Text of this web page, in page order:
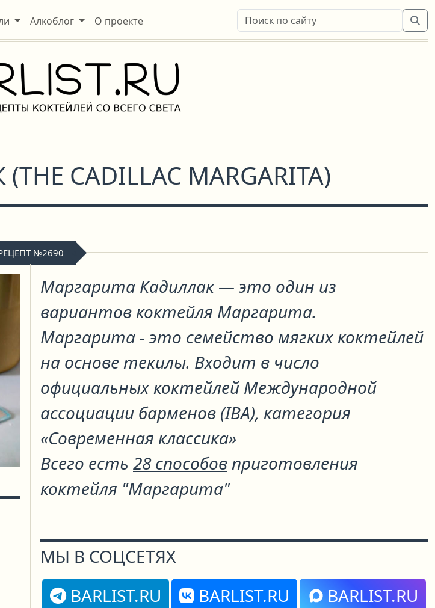
Алкоблог О проекте
(THE CADILLAC MARGARITA)
№2690
Маргарита Кадиллак— это один из
вариантов коктейля Маргарита.
Маргарита - это семейство мягких коктейлей
на основе текилы. Входит в число
официальных коктейлей Международной
ассоциации барменов (IBA), категория
«Современная классика»
Всего есть 28 способовприготовления
коктейля "Маргарита"
МЫ В СОЦСЕТЯХ
BARLIST.RU
BARLIST.RU BARLIST.RU